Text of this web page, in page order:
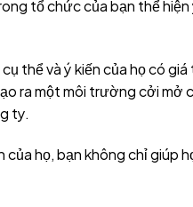
tổ chức của bạn thể
thể và ý kiến của họ có
ra một môi trường cởi mở
ty.
họ, bạn không chỉ giúp